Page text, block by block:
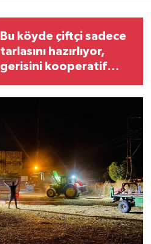
Bu köyde çiftçi sadece
tarlasını hazırlıyor,
gerisini kooperatif